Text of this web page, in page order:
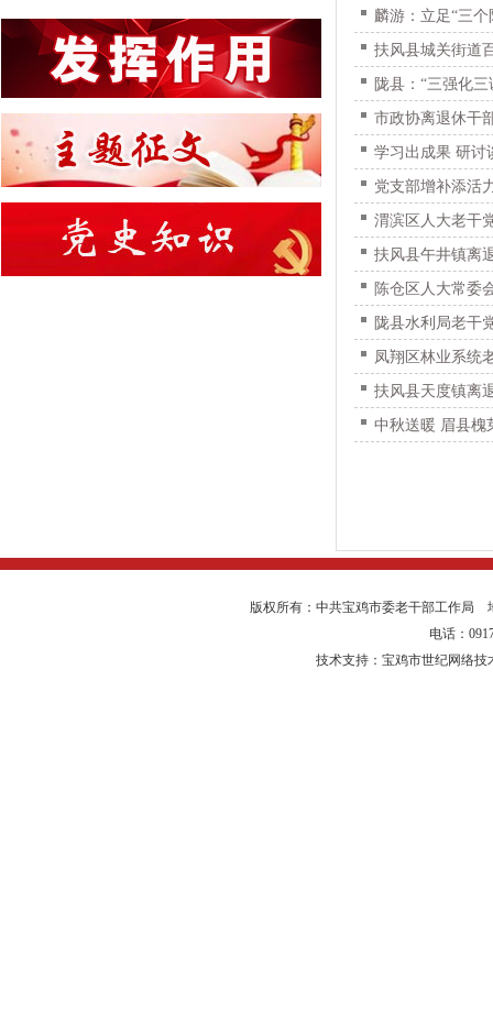
麟游：立足“三
扶风县城关街道
陇县：“三强化
市政协离退休干
学习出成果 研
党支部增补添活
渭滨区人大老干
扶风县午井镇离
陈仓区人大常委
陇县水利局老干
凤翔区林业系统
扶风县天度镇离
中秋送暖 眉县槐
版权所有：中共宝鸡市委老干部工作
电话：
技术支持：宝鸡市世纪网络技术